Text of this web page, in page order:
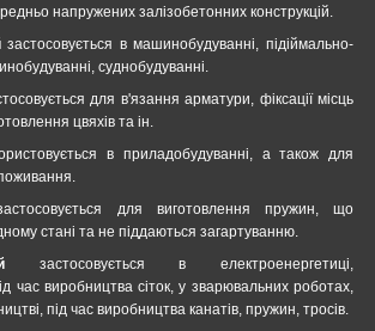
напружених залізобетонних конструкцій.
застосовується в машинобудуванні, підіймально-
суднобудуванні.
для в'язання арматури, фіксації місць
цвяхів та ін.
в приладобудуванні, а також для
для виготовлення пружин, що
стані та не піддаються загартуванню.
застосовується в електроенергетиці,
час виробництва сіток, у зварювальних роботах,
під час виробництва канатів, пружин, тросів.